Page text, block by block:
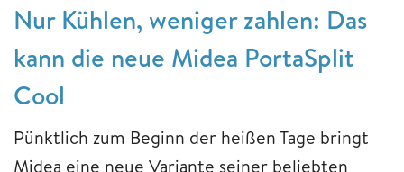
Nur Kühlen, weniger zahlen: Das
kann die neue Midea PortaSplit
Cool
Pünktlich zum Beginn der heißen Tage bringt
Midea eine neue Variante seiner beliebten